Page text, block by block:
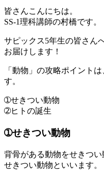
皆さんこんにちは。
SS-1理科講師の村橋です。
サピックス5年生の皆さん
お届けします！
「動物」の攻略ポイント
す。
➀せきつい動物
➁ヒトの誕生
➀せきつい動物
背骨がある動物をせきつ
せきつい動物といいます。